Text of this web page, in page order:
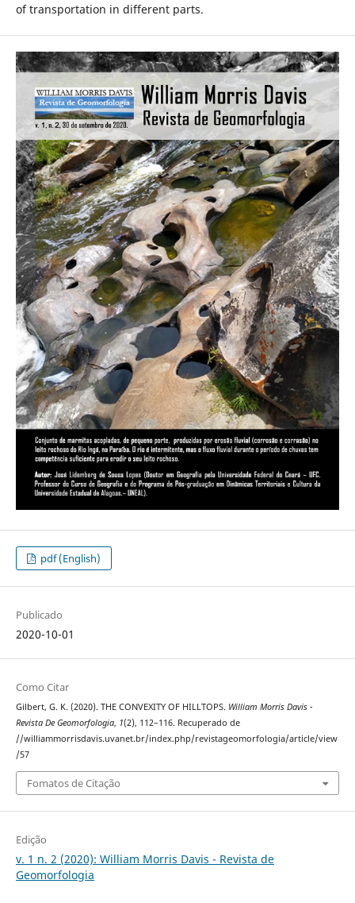
of transportation in different parts.
pdf (English)
Publicado
2020-10-01
Como Citar
Gilbert, G. K. (2020). THE CONVEXITY OF HILLTOPS. William Morris Davis -
Revista De Geomorfologia, 1(2), 112–116. Recuperado de
//williammorrisdavis.uvanet.br/index.php/revistageomorfologia/article/view
/57
Fomatos de Citação
Edição
v. 1 n. 2 (2020): William Morris Davis - Revista de
Geomorfologia